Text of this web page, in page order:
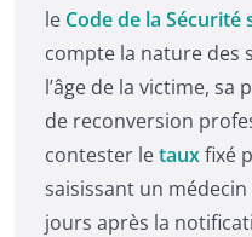
le Code de la Sécurité
compte la nature des
l’âge de la victime, sa
de reconversion
contester letauxfixé
saisissant un
jours après la